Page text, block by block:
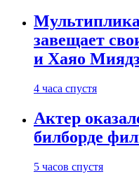
завещает
и Хаяо
4 часа спустя
Актер
билборде
5 часов спустя